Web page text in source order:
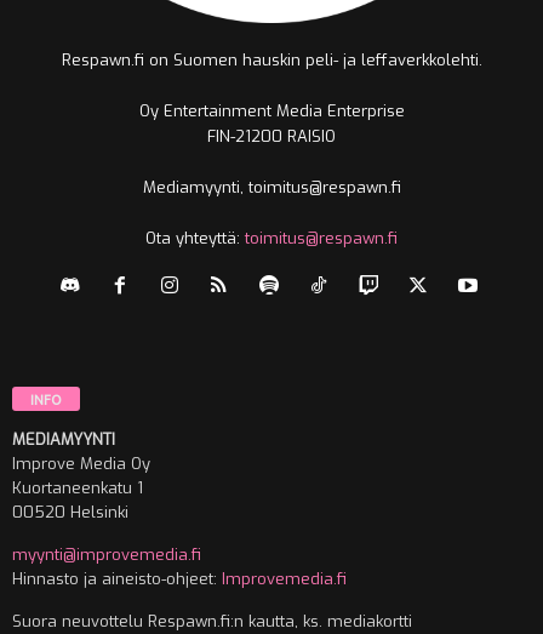
Respawn.fi on Suomen hauskin peli- ja leffaverkkolehti.
Oy Entertainment Media Enterprise
FIN-21200 RAISIO
Mediamyynti, toimitus@respawn.fi
Ota yhteyttä:toimitus@respawn.fi
INFO
MEDIAMYYNTI
Improve Media Oy
Kuortaneenkatu 1
00520 Helsinki
myynti@improvemedia.fi
Hinnasto ja aineisto-ohjeet: Improvemedia.fi
Suora neuvottelu Respawn.fi:n kautta, ks. mediakortti